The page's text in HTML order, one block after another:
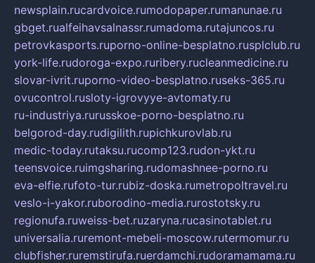
newsplain.rucardvoice.rumodopaper.rumanunae.ru
gbget.rualfeihavsalnassr.rumadoma.rutajuncos.ru
petrovkasports.ruporno-online-besplatno.rusplclub.ru
york-life.rudoroga-expo.ruribery.rucleanmedicine.ru
slovar-ivrit.ruporno-video-besplatno.ruseks-365.ru
ovucontrol.rusloty-igrovyye-avtomaty.ru
ru-industriya.rurusskoe-porno-besplatno.ru
belgorod-day.rudigilith.rupichkurovlab.ru
medic-today.rutaksu.rucomp123.rudon-ykt.ru
teensvoice.ruimgsharing.rudomashnee-porno.ru
eva-elfie.rufoto-tur.rubiz-doska.rumetropoltravel.ru
veslo-i-yakor.ruborodino-media.rurostotsky.ru
regionufa.ruweiss-bet.ruzaryna.rucasinotablet.ru
universalia.ruremont-mebeli-moscow.rutermomur.ru
clubfisher.ruremstirufa.ruerdamchi.rudoramamama.ru